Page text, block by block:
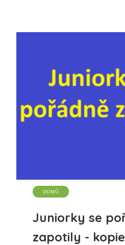
Juniorky se
zapotily - kopie
DOMŮ